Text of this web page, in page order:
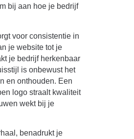
bij aan hoe je bedrijf
voor consistentie in
je website tot je
je bedrijf herkenbaar
is onbewust het
en onthouden. Een
logo straalt kwaliteit
wekt bij je
benadrukt je